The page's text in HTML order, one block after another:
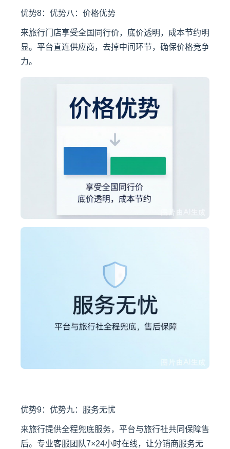
优势8：优势八：价格优势
来旅行门店享受全国同行价，底价透明，成本节约明
显。平台直连供应商，去掉中间环节，确保价格竞争
力。
优势9：优势九：服务无忧
来旅行提供全程兜底服务，平台与旅行社共同保障售
后。专业客服团队7×24小时在线，让分销商服务无